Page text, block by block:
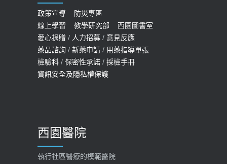
預約
2022-01-07
114年【公費流感及新冠疫苗】門診
預約
2025-09-30
【快速肝癌篩檢MRI】新檢查服務
2026-02-06
政策宣導
防災專區
線上學習
教學研究部
西園圖書室
愛心捐贈 / 人力招募 / 意見反應
藥品諮詢 / 新藥申請 / 用藥指導單張
檢驗科 / 保密性承諾 / 採檢手冊
資訊安全及隱私權保護
西園醫院
執行社區醫療的模範醫院